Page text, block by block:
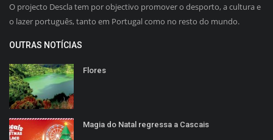
O projecto Descla tem por objectivo promover o desporto, a cultura e
o lazer português, tanto em Portugal como no resto do mundo.
OUTRAS NOTÍCIAS
Flores
Magia do Natal regressa a Cascais